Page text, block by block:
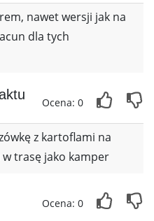
nawet wersji jak na
dla tych
Ocena: 0
z kartoflami na
w trasę jako kamper
Ocena: 0